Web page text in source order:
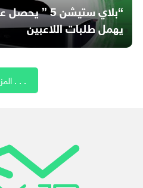
“بلاي ستيشن
يهمل طلبات اللاعبين
المزيد . . .